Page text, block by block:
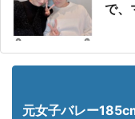
で、
元女子バレー